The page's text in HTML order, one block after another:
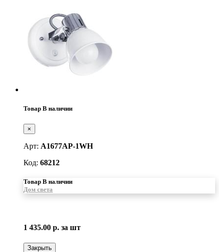
Товар В наличии
×
Арт: A1677AP-1WH
Код: 68212
Товар В наличии
Дом света
1 435.00 р. за шт
Закрыть